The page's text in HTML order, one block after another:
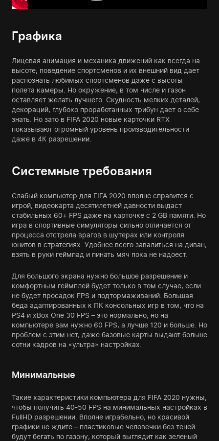
Графика
Лицевая анимация и механика движений как всегда на
высоте, поведение спортсменов и их внешний вид дает
распознать любимых спортсменов даже с высоты
полета камеры. Но окружение, в том числе и газон
оставляет желать лучшего. Скудность мелких деталей,
декораций, глубоко проработанных трибун дает о себе
знать. Но зато в FIFA 2020 новые карточки RTX
показывают огромный уровень производительности
даже в 4К разрешении.
Системные требования
Слабый компьютер для FIFA 2020 вполне справится с
игрой, видеокарта десятилетней давности выдаст
стабильных 60+ FPS даже на карточке с 2 GB памяти. Но
игра в спортивные симуляторы сильно отличается от
процесса отстрела врагов в шутерах или контроля
юнитов в стратегиях. Удобнее всего завалиться на диван,
взять в руки геймпад и пинать мяч пока не надоест.
Для большого экрана нужно большое разрешение и
комфортным геймплей будет только в том случае, если
не будет просадок FPS и подтормаживаний. Большая
беда адаптированных к ПК консольных игр в том, что на
PS4 и xBox One 30 FPS – это нормально, но на
компьютере вам нужно 60 FPS, а лучше 120 и больше. Но
проблем с этим нет, даже базовые карты выдают больше
сотни кадров на «ультра» настройках.
Минимальные
Такие характеристики компьютера для FIFA 2020 нужны,
чтобы получить 40-50 FPS на минимальных настройках в
FullHD разрешении. Вполне играбельно, но красивой
графики не ждите – пластиковые человечки без теней
будут бегать по газону, который выглядит как зеленый